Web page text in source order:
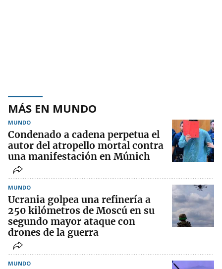
MÁS EN MUNDO
MUNDO
Condenado a cadena perpetua el
autor del atropello mortal contra
una manifestación en Múnich
MUNDO
Ucrania golpea una refinería a
250 kilómetros de Moscú en su
segundo mayor ataque con
drones de la guerra
MUNDO